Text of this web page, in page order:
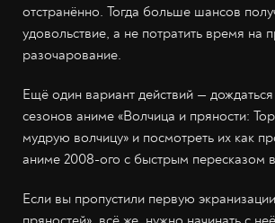
отстранённо. Тогда больше шансов
удовольствие, а не потратить время на
разочарование.
Ещё один вариант действий —
сезонов аниме «Волчица и пряности:
мудрую волчицу» и посмотреть их как
аниме 2008-ого с быстрым пересказом
Если вы пропустили первую